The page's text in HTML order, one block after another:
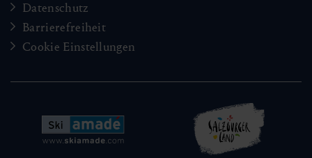
Datenschutz
Barrierefreiheit
Cookie Einstellungen